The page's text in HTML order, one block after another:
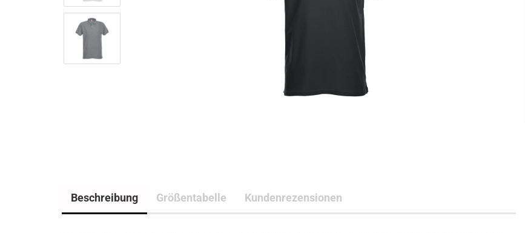
Beschreibung Größentabelle Kundenrezensionen